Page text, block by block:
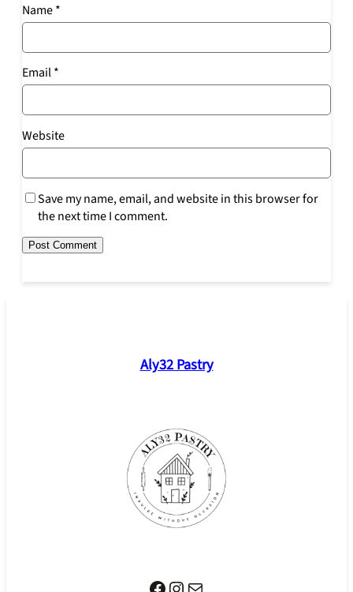
Name*
Email*
Website
Save my name, email, and website in this browser for
the next time I comment.
Aly32 Pastry